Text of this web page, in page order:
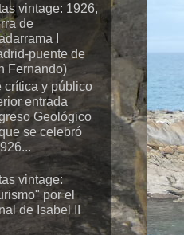
vintage: 1926,
de
I
puente de
Fernando)
crítica y público
entrada
Geológico
se celebró
vintage:
por el
de Isabel II